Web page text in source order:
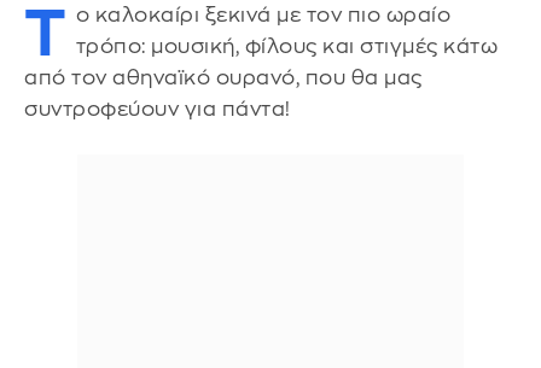
Τ ο καλοκαίρι ξεκινά με τον πιο ωραίο
τρόπο: μουσική, φίλους και στιγμές κάτω
από τον αθηναϊκό ουρανό, που θα μας
συντροφεύουν για πάντα!